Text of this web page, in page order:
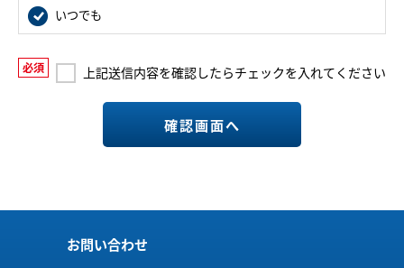
いつでも
必須 上記送信内容を確認したらチェックを入れてください
確認画面へ
お問い合わせ